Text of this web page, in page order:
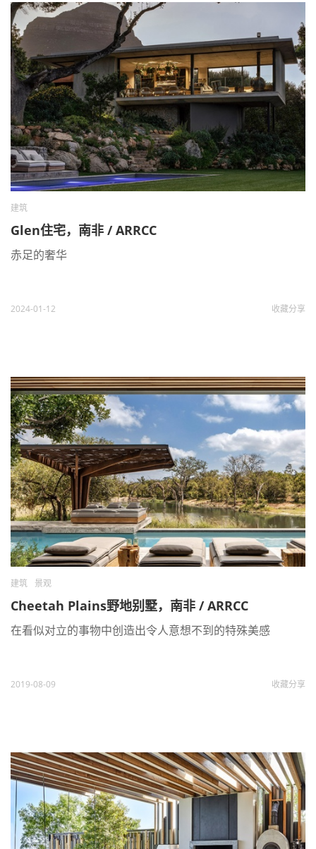
建筑
Glen住宅，南非 / ARRCC
赤足的奢华
2024-01-12 收藏分享
建筑 景观
Cheetah Plains野地别墅，南非 / ARRCC
在看似对立的事物中创造出令人意想不到的特殊美感
2019-08-09 收藏分享